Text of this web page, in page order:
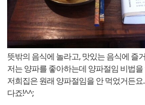
뜻밖의 음식에 놀라고, 맛있는 음식에 즐
저는 양파를 좋아하는데 양파절임 비법
저희집은 원래 양파절임을 안 먹었거든
다죠!^^;